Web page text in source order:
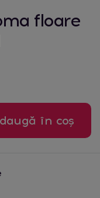
floare
în coș